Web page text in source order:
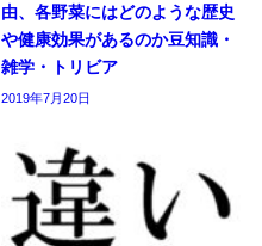
由、各野菜にはどのような歴史
や健康効果があるのか豆知識・
雑学・トリビア
2019年7月20日